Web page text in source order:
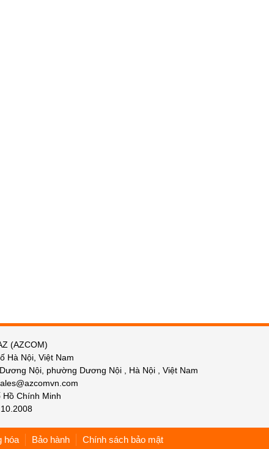
(AZCOM)
Hà Nội, Việt Nam
Nội, phường Dương Nội , Hà Nội , Việt Nam
Chính Minh
hóa Bảo hành Chính sách bảo mật